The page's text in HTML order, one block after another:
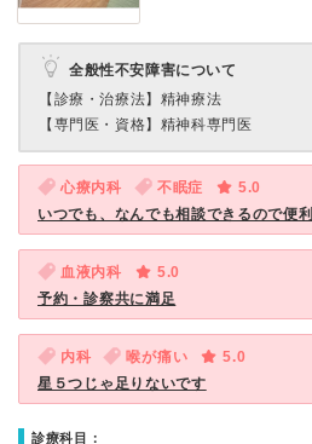
全般性不安障害について
【診療・治療法】 精神療法
【専門医・資格】 精神科専門医
心療内科 不眠症
5.0
いつでも、なんでも相談できるので便利
血液内科
5.0
予約・診察共に満足
内科 喉が痛い
5.0
星５つじゃ足りないです
診療科目：